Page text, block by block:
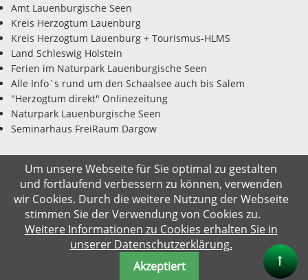
Amt Lauenburgische Seen
Kreis Herzogtum Lauenburg
Kreis Herzogtum Lauenburg + Tourismus-HLMS
Land Schleswig Holstein
Ferien im Naturpark Lauenburgische Seen
Alle Info`s rund um den Schaalsee auch bis Salem
"Herzogtum direkt" Onlinezeitung
Naturpark Lauenburgische Seen
Seminarhaus FreiRaum Dargow
© Gemeinde Salem-Dargow 09.08.2026
Impressum Datenschutz Kontakt Suche
Um unsere Webseite für Sie optimal zu gestalten
und fortlaufend verbessern zu können, verwenden
wir Cookies. Durch die weitere Nutzung der Webseite
stimmen Sie der Verwendung von Cookies zu.
Weitere Informationen zu Cookies erhalten Sie in
unserer Datenschutzerklärung.
Akzeptiert